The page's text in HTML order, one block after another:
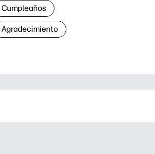
Cumpleaños
Agradecimiento